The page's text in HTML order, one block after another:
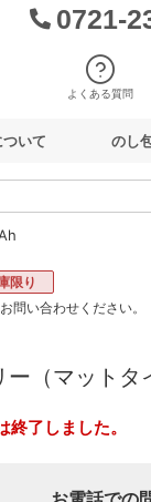
0721-
よくある質問
いて のし
限り
問い合わせください。
ー（マット
了しました。